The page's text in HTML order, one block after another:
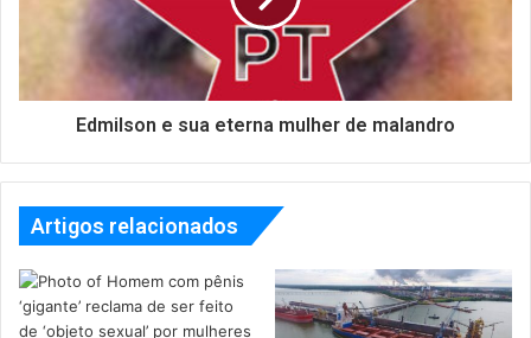
Edmilson e sua eterna mulher de malandro
Artigos relacionados